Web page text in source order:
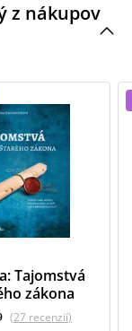
z nákupov
Tajomstvá
zákona
(27 recenzií)